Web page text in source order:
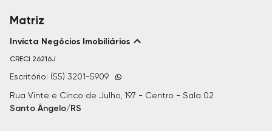
Matriz
Invicta Negócios Imobiliários
CRECI 26216J
Escritório: (55) 3201-5909
Rua Vinte e Cinco de Julho, 197 - Centro - Sala 02
Santo Ângelo/RS